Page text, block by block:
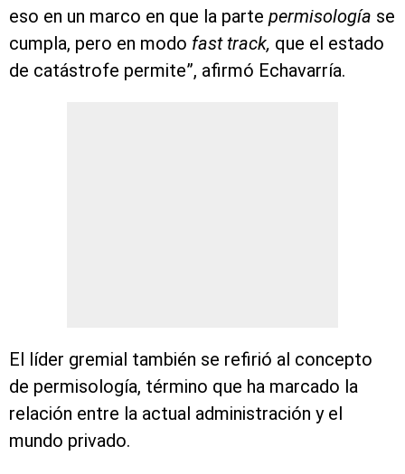
eso en un marco en que la parte permisología se
cumpla, pero en modo fast track, que el estado
de catástrofe permite”, afirmó Echavarría.
El líder gremial también se refirió al concepto
de permisología, término que ha marcado la
relación entre la actual administración y el
mundo privado.